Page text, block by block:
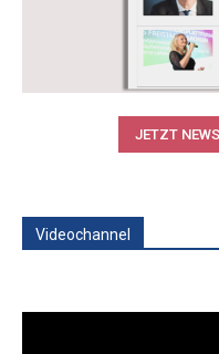
JETZT
Videochannel